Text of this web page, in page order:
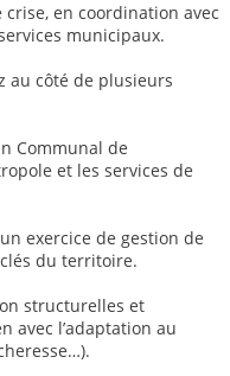
en coordination avec
municipaux.
au côté de plusieurs
Communal de
et les services de
exercice de gestion de
du territoire.
structurelles et
avec l’adaptation au